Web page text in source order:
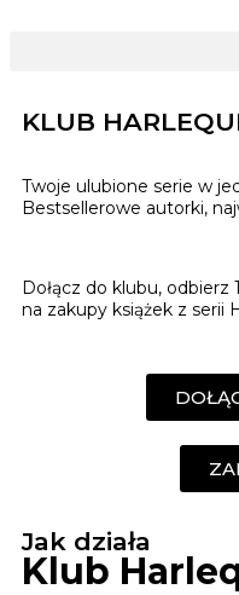
KLUB
Twoje ulubione serie w
Bestsellerowe autorki,
Dołącz do klubu, odbierz
na zakupy książek z serii
Jak działa
Klub